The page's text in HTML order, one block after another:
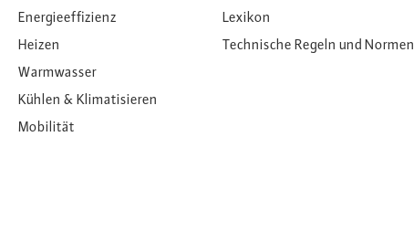
Energieeffizienz
Heizen
Warmwasser
Kühlen & Klimatisieren
Mobilität
Lexikon
Technische Regeln und Normen